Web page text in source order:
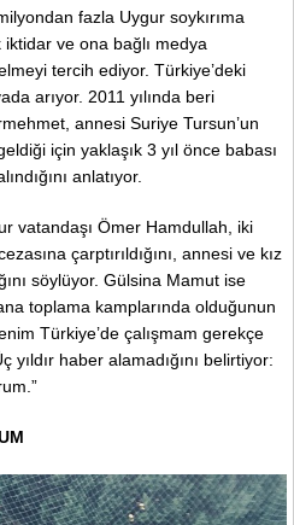
fazla Uygur soykırıma
ve ona bağlı medya
tercih ediyor. Türkiye’deki
arıyor. 2011 yılında beri
annesi Suriye Tursun’un
için yaklaşık 3 yıl önce babası
anlatıyor.
vatandaşı Ömer Hamdullah, iki
çarptırıldığını, annesi ve kız
söylüyor. Gülsina Mamut ise
toplama kamplarında olduğunun
Türkiye’de çalışmam gerekçe
yıldır haber alamadığını belirtiyor: